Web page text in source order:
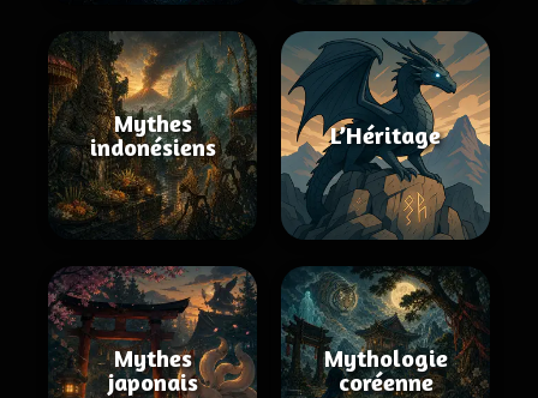
Mythes
indonésiens
L’Héritage
Mythes
japonais
Mythologie
coréenne